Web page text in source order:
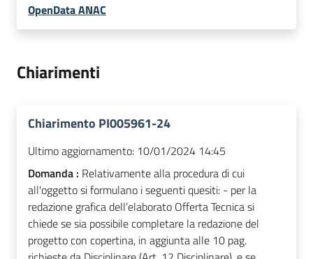
OpenData ANAC
Chiarimenti
Chiarimento PI005961-24
Ultimo aggiornamento: 10/01/2024 14:45
Domanda : Relativamente alla procedura di cui
all'oggetto si formulano i seguenti quesiti: - per la
redazione grafica dell’elaborato Offerta Tecnica si
chiede se sia possibile completare la redazione del
progetto con copertina, in aggiunta alle 10 pag.